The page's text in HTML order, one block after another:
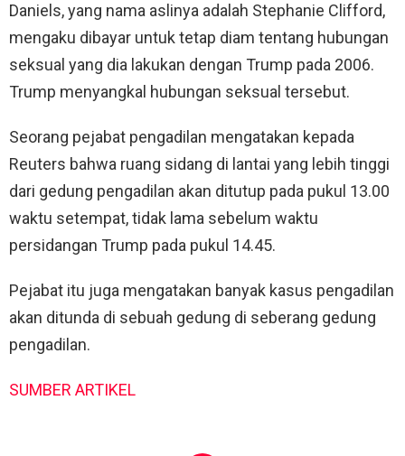
Daniels, yang nama aslinya adalah Stephanie Clifford,
mengaku dibayar untuk tetap diam tentang hubungan
seksual yang dia lakukan dengan Trump pada 2006.
Trump menyangkal hubungan seksual tersebut.
Seorang pejabat pengadilan mengatakan kepada
Reuters bahwa ruang sidang di lantai yang lebih tinggi
dari gedung pengadilan akan ditutup pada pukul 13.00
waktu setempat, tidak lama sebelum waktu
persidangan Trump pada pukul 14.45.
Pejabat itu juga mengatakan banyak kasus pengadilan
akan ditunda di sebuah gedung di seberang gedung
pengadilan.
SUMBER ARTIKEL